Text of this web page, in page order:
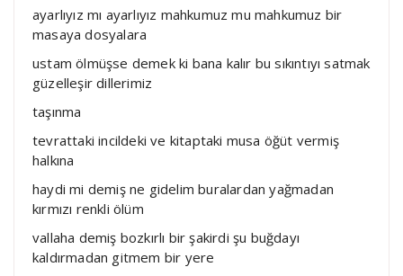
ayarlıyız mı ayarlıyız mahkumuz mu mahkumuz bir
masaya dosyalara
ustam ölmüşse demek ki bana kalır bu sıkıntıyı satmak
güzelleşir dillerimiz
taşınma
tevrattaki incildeki ve kitaptaki musa öğüt vermiş
halkına
haydi mi demiş ne gidelim buralardan yağmadan
kırmızı renkli ölüm
vallaha demiş bozkırlı bir şakirdi şu buğdayı
kaldırmadan gitmem bir yere